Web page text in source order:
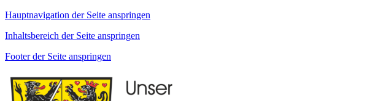
Hauptnavigation der Seite anspringen
Inhaltsbereich der Seite anspringen
Footer der Seite anspringen